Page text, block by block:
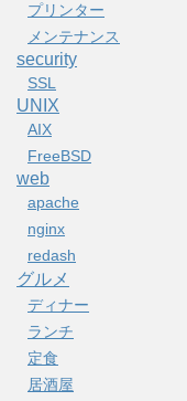
プリンター
メンテナンス
security
SSL
UNIX
AIX
FreeBSD
web
apache
nginx
redash
グルメ
ディナー
ランチ
定食
居酒屋